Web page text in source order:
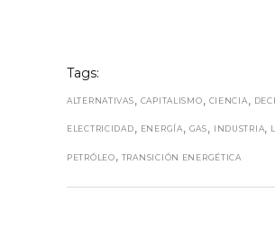
Tags:
ALTERNATIVAS, CAPITALISMO, CIENCIA,
ELECTRICIDAD, ENERGÍA, GAS, INDUSTRIA,
PETRÓLEO, TRANSICIÓN ENERGÉTICA